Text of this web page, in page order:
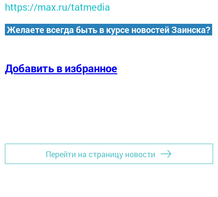
https://max.ru/tatmedia
Желаете всегда быть в курсе новостей Заинска?
Добавить в избранное
Перейти на страницу новости